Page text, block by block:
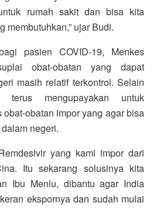
rumah sakit dan bisa kita
membutuhkan,” ujar Budi.
pasien COVID-19, Menkes
obat-obatan yang dapat
masih relatif terkontrol. Selain
mengupayakan untuk
obatan impor yang agar bisa
negeri.
yang kami impor dari
Itu sekarang solusinya kita
Ibu Menlu, dibantu agar India
ekspornya dan sudah mulai